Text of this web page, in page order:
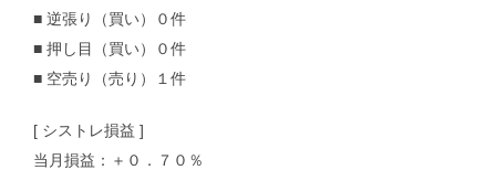
■ 逆張り（買い）０件
■ 押し目（買い）０件
■ 空売り（売り）１件
[ シストレ損益 ]
当月損益：＋０．７０％